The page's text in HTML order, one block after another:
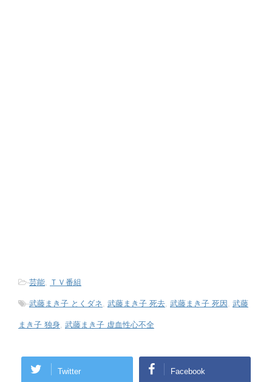
-芸能, ＴＶ番組
-武藤まき子 とくダネ, 武藤まき子 死去, 武藤まき子 死因 , 武藤
まき子 独身, 武藤まき子 虚血性心不全
Twitter Facebook